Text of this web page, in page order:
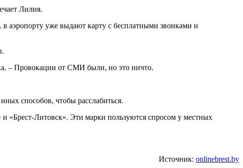
Лилия.
аэропорту уже выдают карту с бесплатными звонками и
– Провокации от СМИ были, но это ничто.
способов, чтобы расслабиться.
«Брест-Литовск». Эти марки пользуются спросом у местных
Источник: onlinebrest.by